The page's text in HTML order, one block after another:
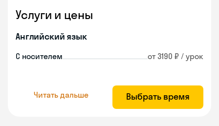
Услуги и цены
Английский язык
С носителем от 3190 ₽ / урок
Читать дальше Выбрать время